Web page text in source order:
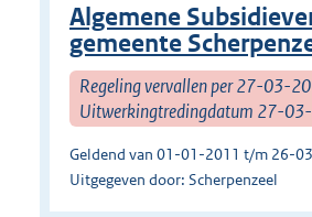
Algemene
gemeente
Regeling vervallen per 27-03-
Uitwerkingtredingdatum 27-
Geldend van 01-01-2011 t/m 26-
Uitgegeven door: Scherpenzeel